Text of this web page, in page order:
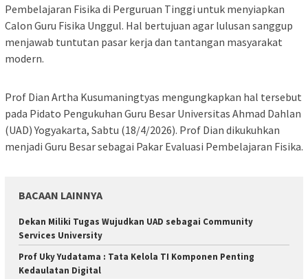
Pembelajaran Fisika di Perguruan Tinggi untuk menyiapkan
Calon Guru Fisika Unggul. Hal bertujuan agar lulusan sanggup
menjawab tuntutan pasar kerja dan tantangan masyarakat
modern.
Prof Dian Artha Kusumaningtyas mengungkapkan hal tersebut
pada Pidato Pengukuhan Guru Besar Universitas Ahmad Dahlan
(UAD) Yogyakarta, Sabtu (18/4/2026). Prof Dian dikukuhkan
menjadi Guru Besar sebagai Pakar Evaluasi Pembelajaran Fisika.
BACAAN LAINNYA
Dekan Miliki Tugas Wujudkan UAD sebagai Community
Services University
Prof Uky Yudatama : Tata Kelola TI Komponen Penting
Kedaulatan Digital